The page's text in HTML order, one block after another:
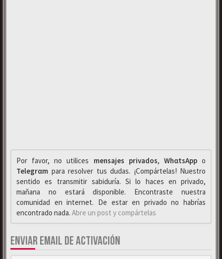
Por favor, no utilices mensajes privados, WhαtsAppo
Telegrαm para resolver tus dudas. ¡Compártelas! Nuestro
sentido es transmitir sabiduría. Si lo haces en privado,
mañana no estará disponible. Encontraste nuestra
comunidad en internet. De estar en privado no habrías
encontrado nada. Abre un post y compártelas
ENVIAR EMAIL DE ACTIVACIÓN